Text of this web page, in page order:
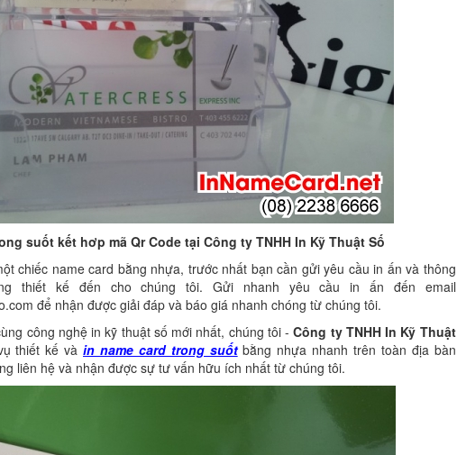
suốt kết hơp mã Qr Code tại Công ty TNHH In Kỹ Thuật Số
chiếc name card bằng nhựa, trước nhất bạn cần gửi yêu cầu in ấn và thông
thiết kế đến cho chúng tôi. Gửi nhanh yêu cầu in ấn đến email
để nhận được giải đáp và báo giá nhanh chóng từ chúng tôi.
công nghệ in kỹ thuật số mới nhất, chúng tôi -Công ty TNHH In Kỹ Thuật
thiết kế vàin name card trong suốtbằng nhựa nhanh trên toàn địa bàn
liên hệ và nhận được sự tư vấn hữu ích nhất từ chúng tôi.